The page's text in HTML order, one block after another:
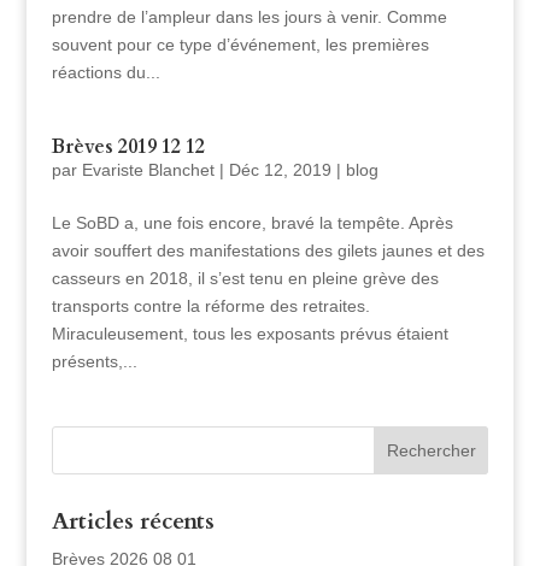
prendre de l’ampleur dans les jours à venir. Comme
souvent pour ce type d’événement, les premières
réactions du...
Brèves 2019 12 12
par Evariste Blanchet| Déc 12, 2019 | blog
Le SoBD a, une fois encore, bravé la tempête. Après
avoir souffert des manifestations des gilets jaunes et des
casseurs en 2018, il s’est tenu en pleine grève des
transports contre la réforme des retraites.
Miraculeusement, tous les exposants prévus étaient
présents,...
Articles récents
Brèves 2026 08 01